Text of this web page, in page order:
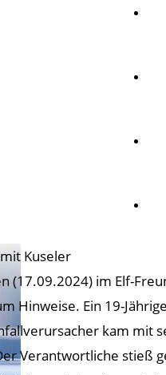
Kuseler
(17.09.2024) im Elf-
Hinweise. Ein 19-
kam mit
Verantwortliche stieß